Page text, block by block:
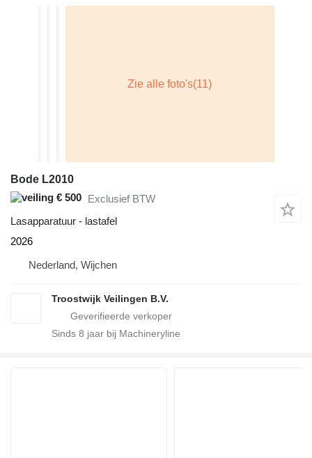
Bode L2010
€ 500 Exclusief BTW
Lasapparatuur - lastafel
2026
Nederland, Wijchen
Troostwijk Veilingen B.V.
Sinds 8 jaar bij Machineryline